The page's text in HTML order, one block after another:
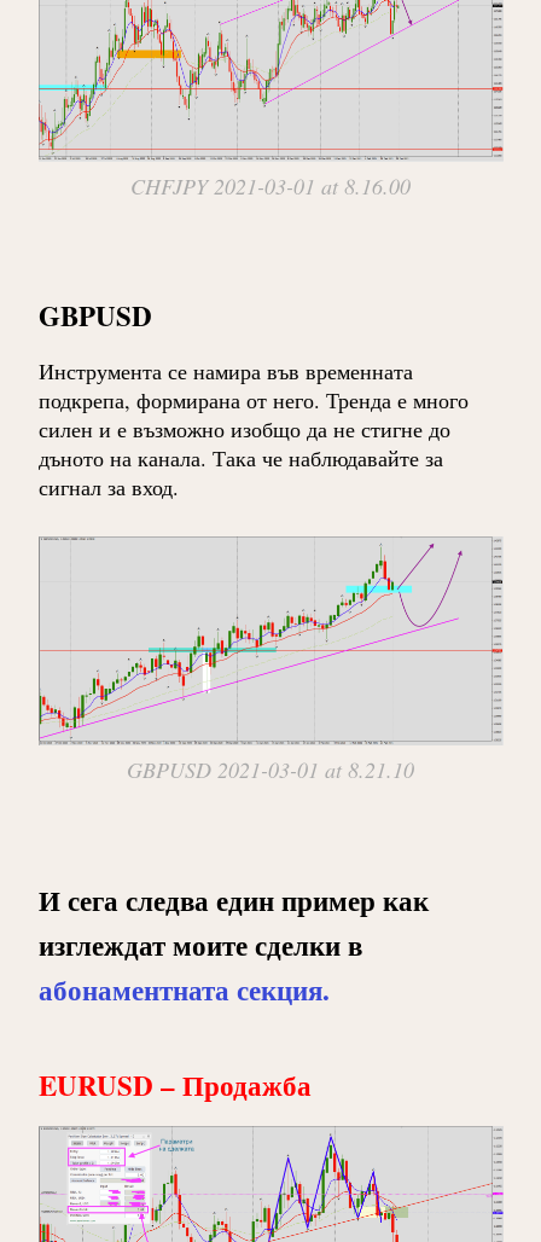
CHFJPY 2021-03-01 at 8.16.00
GBPUSD
Инструмента се намира във временната
подкрепа, формирана от него. Тренда е много
силен и е възможно изобщо да не стигне до
дъното на канала. Така че наблюдавайте за
сигнал за вход.
GBPUSD 2021-03-01 at 8.21.10
И сега следва един пример как
изглеждат моите сделки в
абонаментната секция.
EURUSD – Продажба